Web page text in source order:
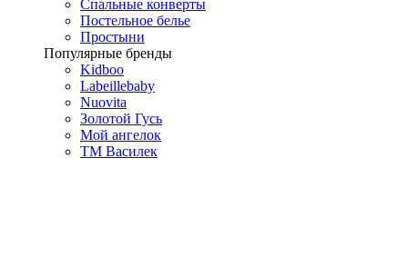
Спальные конверты
Постельное белье
Простыни
Популярные бренды
Kidboo
Labeillebaby
Nuovita
Золотой Гусь
Мой ангелок
ТМ Василек